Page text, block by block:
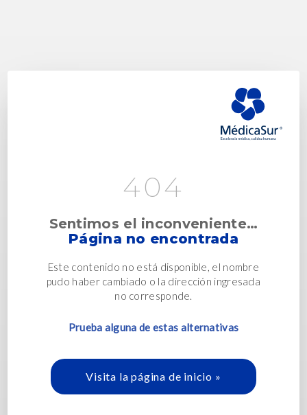
404
Sentimos el inconveniente…
Página no encontrada
Este contenido no está disponible, el nombre
pudo haber cambiado o la dirección ingresada
no corresponde.
Prueba alguna de estas alternativas
Visita la página de inicio »